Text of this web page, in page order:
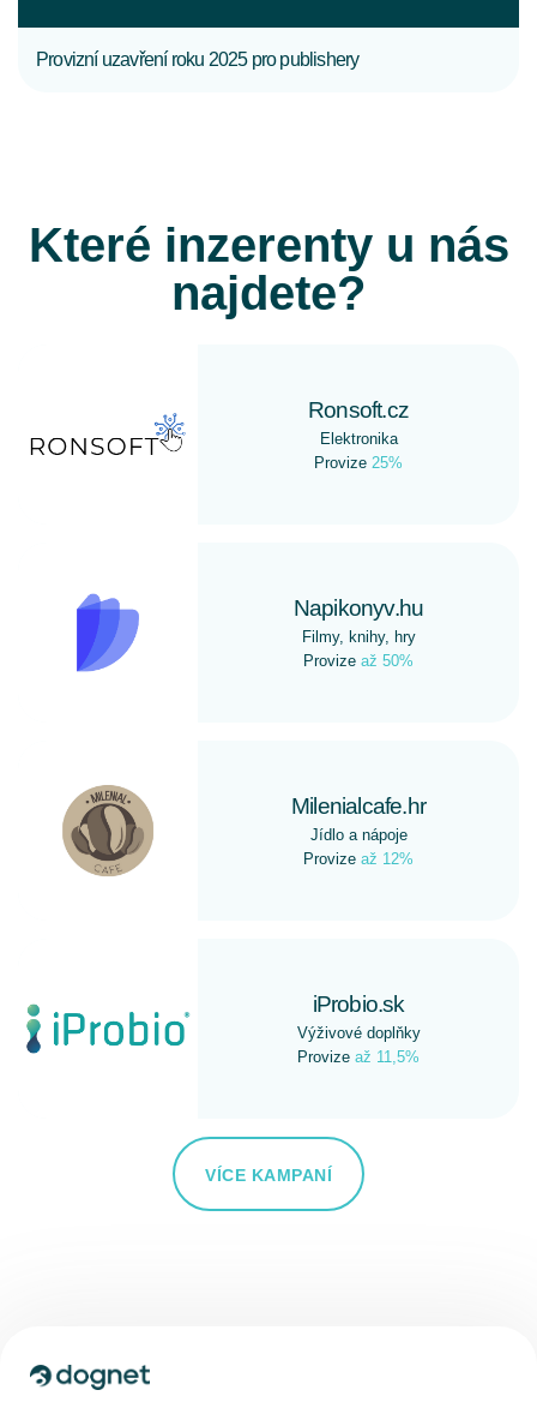
Provizní uzavření roku 2025 pro publishery
Které inzerenty u nás
najdete?
Ronsoft.cz
Elektronika
Provize 25%
Napikonyv.hu
Filmy, knihy, hry
Provize až 50%
Milenialcafe.hr
Jídlo a nápoje
Provize až 12%
iProbio.sk
Výživové doplňky
Provize až 11,5%
VÍCE KAMPANÍ